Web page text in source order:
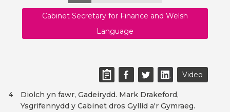
Cabinet Secretary for Finance and Welsh
Language
Video
Diolch yn fawr, Gadeirydd. Mark Drakeford,
Ysgrifennydd y Cabinet dros Gyllid a'r Gymraeg.
4